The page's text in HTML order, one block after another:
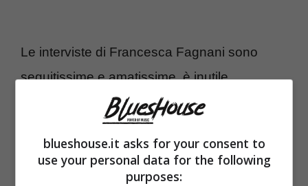
Le interviste di Francesca Fagnani sono
seguitissime e amatissime, è inutile
nasconderlo, proprio per quel piglio in più
che la giornalista inserisce, perché sono
dirette e non risparmiano nessuno. Ma se lei
non le facesse in tv, sarebbero diverse?
blueshouse.it asks for your consent to
use your personal data for the following
purposes: